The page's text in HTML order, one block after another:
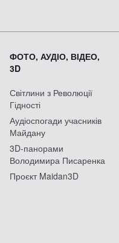
ФОТО, АУДІО, ВІДЕО,
3D
Світлини з Революції
Гідності
Аудіоспогади учасників
Майдану
3D-панорами
Володимира Писаренка
Проєкт Maidan3D